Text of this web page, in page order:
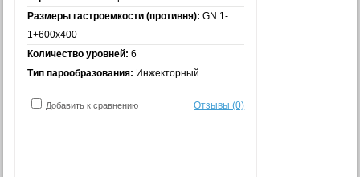
Размеры гастроемкости (противня): GN 1-
1+600x400
Количество уровней: 6
Тип парообразования: Инжекторный
Добавить к сравнению Отзывы (0)